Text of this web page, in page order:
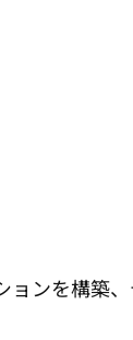
ョンを構築